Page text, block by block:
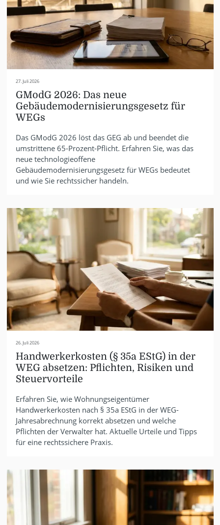
27. Juli 2026
GModG 2026: Das neue
Gebäudemodernisierungsgesetz für
WEGs
Das GModG 2026 löst das GEG ab und beendet die
umstrittene 65-Prozent-Pflicht. Erfahren Sie, was das
neue technologieoffene
Gebäudemodernisierungsgesetz für WEGs bedeutet
und wie Sie rechtssicher handeln.
26. Juli 2026
Handwerkerkosten (§ 35a EStG) in der
WEG absetzen: Pflichten, Risiken und
Steuervorteile
Erfahren Sie, wie Wohnungseigentümer
Handwerkerkosten nach § 35a EStG in der WEG-
Jahresabrechnung korrekt absetzen und welche
Pflichten der Verwalter hat. Aktuelle Urteile und Tipps
für eine rechtssichere Praxis.